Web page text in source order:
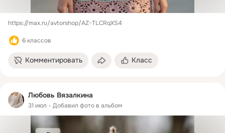
https://max.ru/avtorshop/AZ-TLCRqXS4
6 классов
Комментировать Класс
Любовь Вязалкина
31 июл Добавил фото в альбом